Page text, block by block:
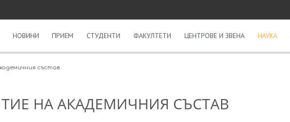
НОВИНИ ПРИЕМ СТУДЕНТИ ФАКУЛТЕТИ ЦЕНТРОВЕ И ЗВЕНА НАУКА
състав
НА АКАДЕМИЧНИЯ СЪСТАВ